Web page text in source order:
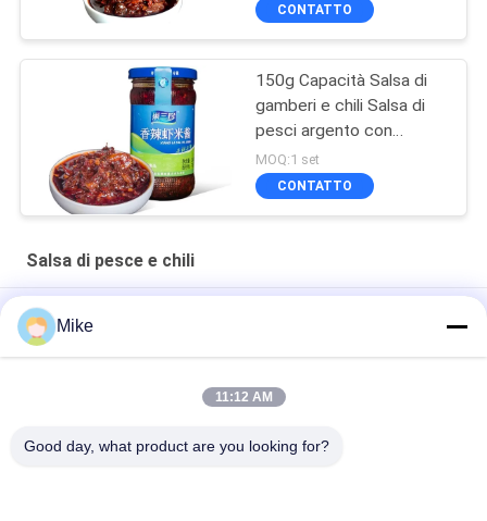
CONTATTO
150g Capacità Salsa di
gamberi e chili Salsa di
pesci argento con
certificazione
internazionale
MOQ:1 set
CONTATTO
Salsa di pesce e chili
150g Capacità Condimenti Salsa di pesce Salsa di chili IS
09001 ISO14001 15045001
240 g Capacità Condimenti Salsa di pesce BAP HACCP BRC IFS
vetro da 240 g
Mike
11:12 AM
Good day, what product are you looking for?